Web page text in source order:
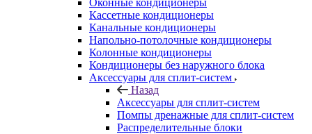
Оконные кондиционеры
Кассетные кондиционеры
Канальные кондиционеры
Напольно-потолочные кондиционеры
Колонные кондиционеры
Кондиционеры без наружного блока
Аксессуары для сплит-систем
Назад
Аксессуары для сплит-систем
Помпы дренажные для сплит-систем
Распределительные блоки